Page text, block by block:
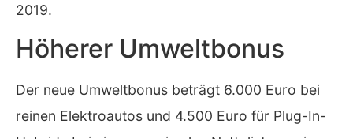
2019.
Höherer Umweltbonus
Der neue Umweltbonus beträgt 6.000 Euro bei
reinen Elektroautos und 4.500 Euro für Plug-In-